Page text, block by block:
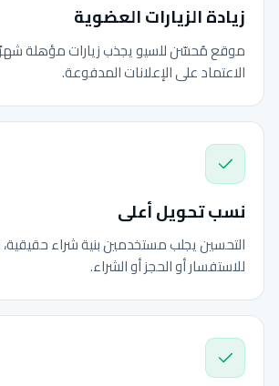
زيادة الزيارات العضوية
موقع مُحسّن للسيو يجذب زيارات مؤهلة
الاعتماد على الإعلانات المدفوعة.
نسب تحويل أعلى
التحسين يجلب مستخدمين بنية شراء حقيقية،
للاستفسار أو الحجز أو الشراء.